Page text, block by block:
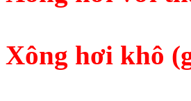
Xông hơi khô